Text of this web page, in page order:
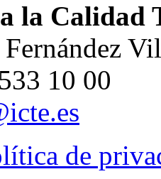
la Calidad
10 00
de